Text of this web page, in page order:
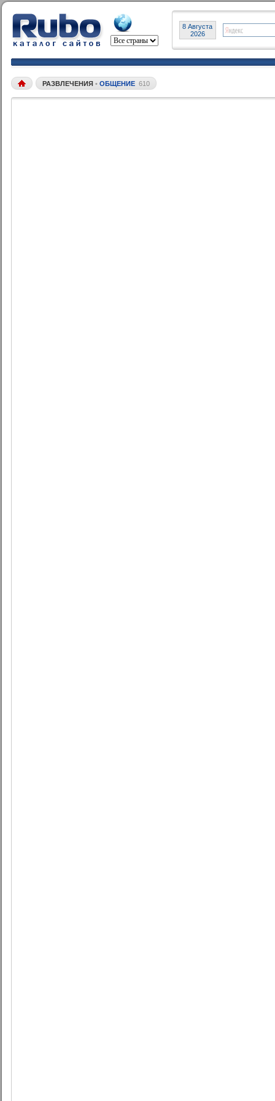
8 Августа
2026
РАЗВЛЕЧЕНИЯ • ОБЩЕНИЕ 610